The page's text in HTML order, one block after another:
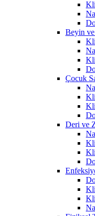
Beyin
Çocuk
Deri ve